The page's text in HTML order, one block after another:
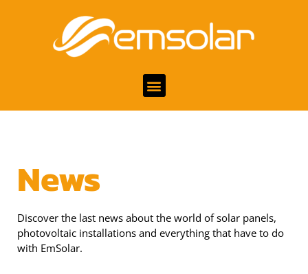
News
Discover the last news about the world of solar panels,
photovoltaic installations and everything that have to do
with EmSolar.